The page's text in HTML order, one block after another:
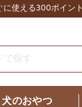
使える300ポイン
犬のおやつ